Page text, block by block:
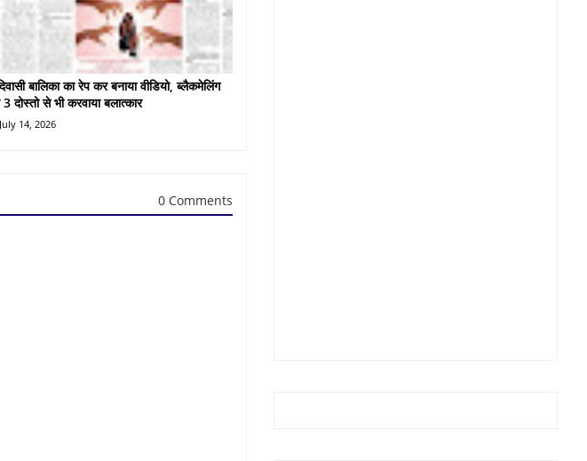
बालिका का रेप कर बनाया वीडियो, ब्लैकमेलिंग
दोस्तो से भी करवाया बलात्कार
July 14, 2026
0 Comments